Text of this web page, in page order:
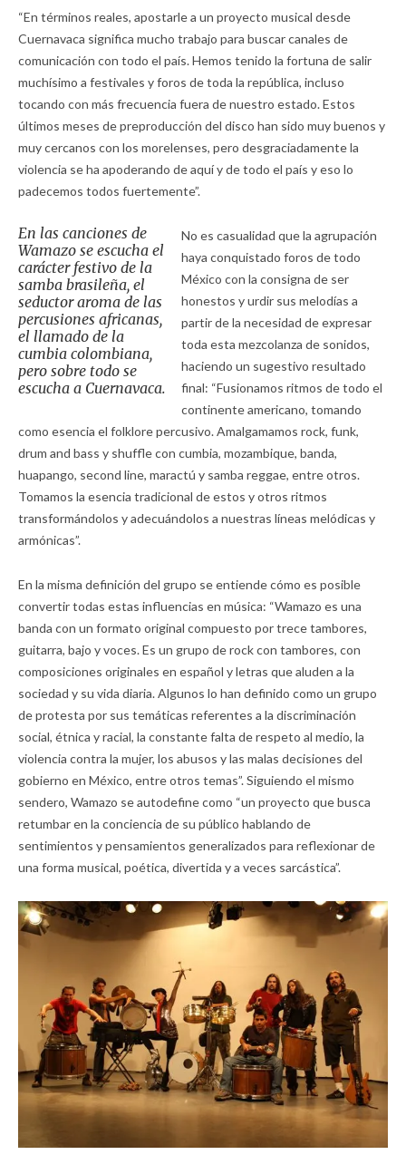
“En términos reales, apostarle a un proyecto musical desde
Cuernavaca significa mucho trabajo para buscar canales de
comunicación con todo el país. Hemos tenido la fortuna de salir
muchísimo a festivales y foros de toda la república, incluso
tocando con más frecuencia fuera de nuestro estado. Estos
últimos meses de preproducción del disco han sido muy buenos y
muy cercanos con los morelenses, pero desgraciadamente la
violencia se ha apoderando de aquí y de todo el país y eso lo
padecemos todos fuertemente”.
En las canciones de
Wamazo se escucha el
carácter festivo de la
samba brasileña, el
seductor aroma de las
percusiones africanas,
el llamado de la
cumbia colombiana,
pero sobre todo se
escucha a Cuernavaca.
No es casualidad que la agrupación
haya conquistado foros de todo
México con la consigna de ser
honestos y urdir sus melodías a
partir de la necesidad de expresar
toda esta mezcolanza de sonidos,
haciendo un sugestivo resultado
final: “Fusionamos ritmos de todo el
continente americano, tomando
como esencia el folklore percusivo. Amalgamamos rock, funk,
drum and bass y shuffle con cumbia, mozambique, banda,
huapango, second line, maractú y samba reggae, entre otros.
Tomamos la esencia tradicional de estos y otros ritmos
transformándolos y adecuándolos a nuestras líneas melódicas y
armónicas”.
En la misma definición del grupo se entiende cómo es posible
convertir todas estas influencias en música: “Wamazo es una
banda con un formato original compuesto por trece tambores,
guitarra, bajo y voces. Es un grupo de rock con tambores, con
composiciones originales en español y letras que aluden a la
sociedad y su vida diaria. Algunos lo han definido como un grupo
de protesta por sus temáticas referentes a la discriminación
social, étnica y racial, la constante falta de respeto al medio, la
violencia contra la mujer, los abusos y las malas decisiones del
gobierno en México, entre otros temas”. Siguiendo el mismo
sendero, Wamazo se autodefine como “un proyecto que busca
retumbar en la conciencia de su público hablando de
sentimientos y pensamientos generalizados para reflexionar de
una forma musical, poética, divertida y a veces sarcástica”.